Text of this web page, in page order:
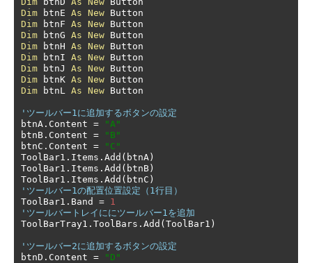
Dim btnE As New
Dim btnF As New
Dim btnG As New
Dim btnH As New
Dim btnI As New
Dim btnJ As New
Dim btnK As New
Dim btnL As New Button
'ツールバー1に追加するボタンの設定
btnA . Content =
"A"
btnB . Content =
"B"
btnC . Content =
"C"
ToolBar1 . Items . Add ( btnA )
ToolBar1 . Items . Add ( btnB)
ToolBar1 . Items . Add ( btnC )
'ツールバー1の配置位置設定（1行目）
ToolBar1 . Band = 1
'ツールバートレイににツールバー1を追加
ToolBarTray1 . ToolBars . Add (ToolBar1 )
'ツールバー2に追加するボタンの設定
btnD . Content =
"D"